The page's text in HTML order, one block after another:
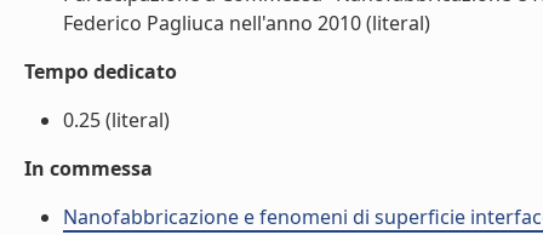
Federico Pagliuca nell'anno 2010 (literal)
Tempo dedicato
0.25 (literal)
In commessa
Nanofabbricazione e fenomeni di superficie